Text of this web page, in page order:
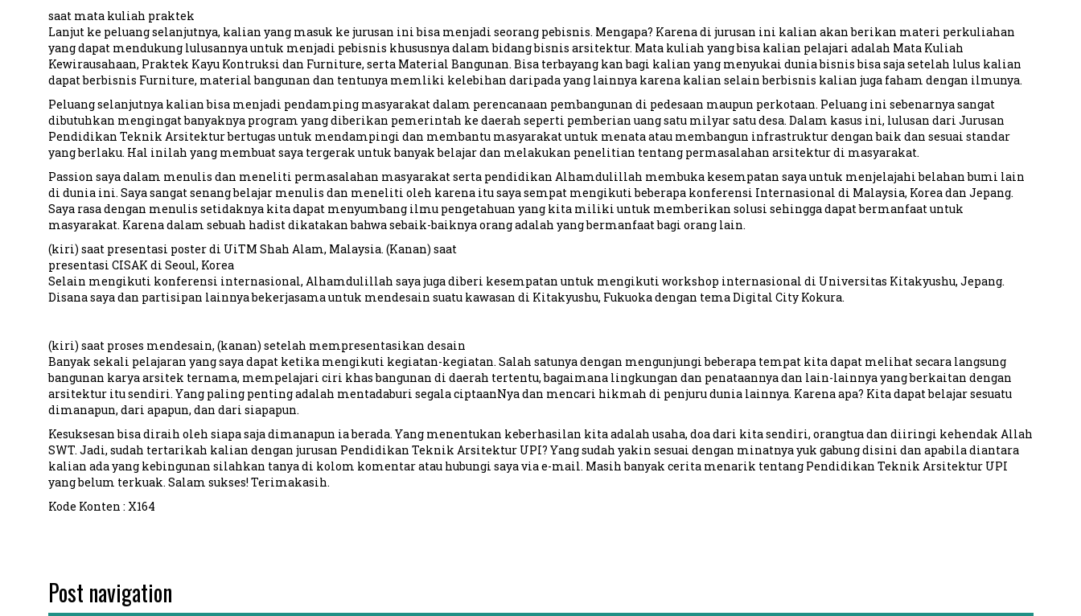
saat mata kuliah praktek
Lanjut ke peluang selanjutnya, kalian yang masuk ke jurusan ini bisa menjadi seorang pebisnis. Mengapa? Karena di jurusan ini kalian akan berikan materi perkuliahan
yang dapat mendukung lulusannya untuk menjadi pebisnis khususnya dalam bidang bisnis arsitektur. Mata kuliah yang bisa kalian pelajari adalah Mata Kuliah
Kewirausahaan, Praktek Kayu Kontruksi dan Furniture, serta Material Bangunan. Bisa terbayang kan bagi kalian yang menyukai dunia bisnis bisa saja setelah lulus kalian
dapat berbisnis Furniture, material bangunan dan tentunya memliki kelebihan daripada yang lainnya karena kalian selain berbisnis kalian juga faham dengan ilmunya.
Peluang selanjutnya kalian bisa menjadi pendamping masyarakat dalam perencanaan pembangunan di pedesaan maupun perkotaan. Peluang ini sebenarnya sangat
dibutuhkan mengingat banyaknya program yang diberikan pemerintah ke daerah seperti pemberian uang satu milyar satu desa. Dalam kasus ini, lulusan dari Jurusan
Pendidikan Teknik Arsitektur bertugas untuk mendampingi dan membantu masyarakat untuk menata atau membangun infrastruktur dengan baik dan sesuai standar
yang berlaku. Hal inilah yang membuat saya tergerak untuk banyak belajar dan melakukan penelitian tentang permasalahan arsitektur di masyarakat.
Passion saya dalam menulis dan meneliti permasalahan masyarakat serta pendidikan Alhamdulillah membuka kesempatan saya untuk menjelajahi belahan bumi lain
di dunia ini. Saya sangat senang belajar menulis dan meneliti oleh karena itu saya sempat mengikuti beberapa konferensi Internasional di Malaysia, Korea dan Jepang.
Saya rasa dengan menulis setidaknya kita dapat menyumbang ilmu pengetahuan yang kita miliki untuk memberikan solusi sehingga dapat bermanfaat untuk
masyarakat. Karena dalam sebuah hadist dikatakan bahwa sebaik-baiknya orang adalah yang bermanfaat bagi orang lain.
(kiri) saat presentasi poster di UiTM Shah Alam, Malaysia. (Kanan) saat
presentasi CISAK di Seoul, Korea
Selain mengikuti konferensi internasional, Alhamdulillah saya juga diberi kesempatan untuk mengikuti workshop internasional di Universitas Kitakyushu, Jepang.
Disana saya dan partisipan lainnya bekerjasama untuk mendesain suatu kawasan di Kitakyushu, Fukuoka dengan tema Digital City Kokura.
(kiri) saat proses mendesain, (kanan) setelah mempresentasikan desain
Banyak sekali pelajaran yang saya dapat ketika mengikuti kegiatan-kegiatan. Salah satunya dengan mengunjungi beberapa tempat kita dapat melihat secara langsung
bangunan karya arsitek ternama, mempelajari ciri khas bangunan di daerah tertentu, bagaimana lingkungan dan penataannya dan lain-lainnya yang berkaitan dengan
arsitektur itu sendiri. Yang paling penting adalah mentadaburi segala ciptaanNya dan mencari hikmah di penjuru dunia lainnya. Karena apa? Kita dapat belajar sesuatu
dimanapun, dari apapun, dan dari siapapun.
Kesuksesan bisa diraih oleh siapa saja dimanapun ia berada. Yang menentukan keberhasilan kita adalah usaha, doa dari kita sendiri, orangtua dan diiringi kehendak Allah
SWT. Jadi, sudah tertarikah kalian dengan jurusan Pendidikan Teknik Arsitektur UPI? Yang sudah yakin sesuai dengan minatnya yuk gabung disini dan apabila diantara
kalian ada yang kebingunan silahkan tanya di kolom komentar atau hubungi saya via e-mail. Masih banyak cerita menarik tentang Pendidikan Teknik Arsitektur UPI
yang belum terkuak. Salam sukses! Terimakasih.
Kode Konten : X164
Post navigation